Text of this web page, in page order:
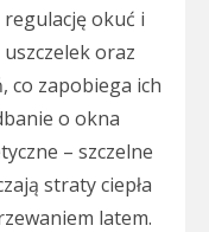
okuć i
oraz
co zapobiega ich
o okna
– szczelne
straty ciepła
latem.